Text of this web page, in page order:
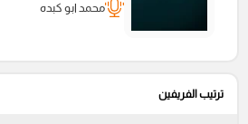
محمد ابو كبده
ترتيب الفريفين